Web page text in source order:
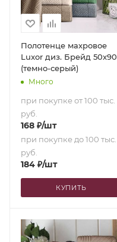
Полотенце махровое
Luxor диз. Брейд 50х90
(темно-серый)
Много
при покупке от 100 тыс.
руб.
168 ₽/шт
при покупке до 100 тыс.
руб.
184 ₽/шт
КУПИТЬ